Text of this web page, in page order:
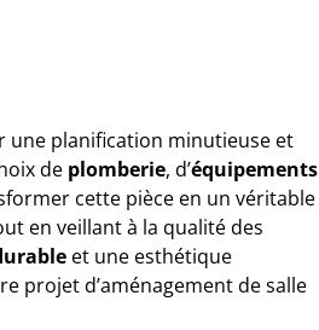
une planification minutieuse et
de plomberie, d’équipements
cette pièce en un véritable
en veillant à la qualité des
et une esthétique
projet d’aménagement de salle